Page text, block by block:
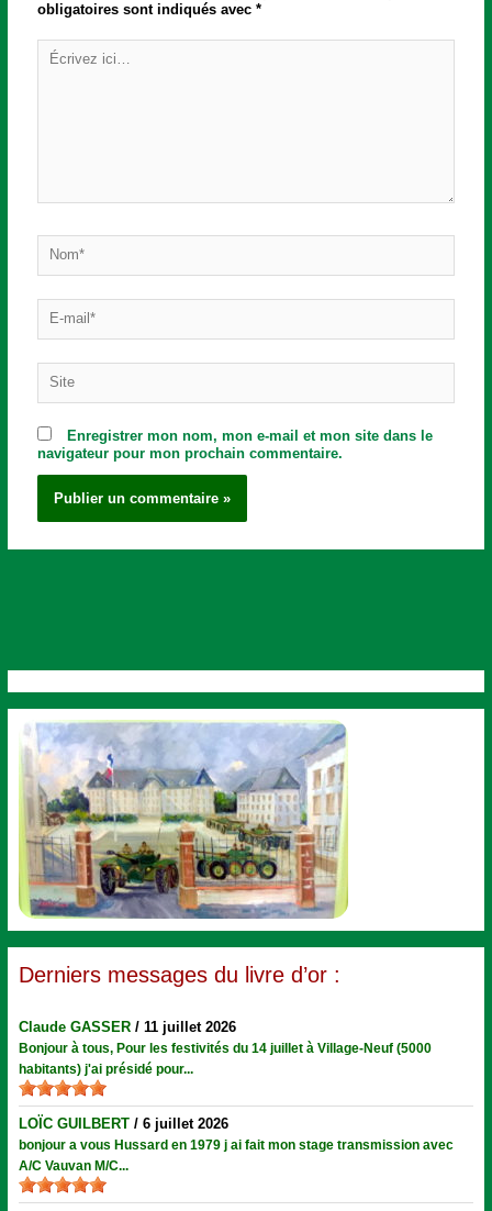
Derniers messages du livre d’or :
Claude GASSER /11 juillet 2026
Bonjour à tous, Pour les festivités du 14 juillet à Village-Neuf (5000
habitants) j'ai présidé pour...
LOÏC GUILBERT /6 juillet 2026
bonjour a vous Hussard en 1979 j ai fait mon stage transmission avec
A/C Vauvan M/C...
obligatoires sont indiqués avec*
Écrivez
ici…
mail*
Enregistrer mon nom, mon e-mail et mon site dans le
navigateur pour mon prochain commentaire.